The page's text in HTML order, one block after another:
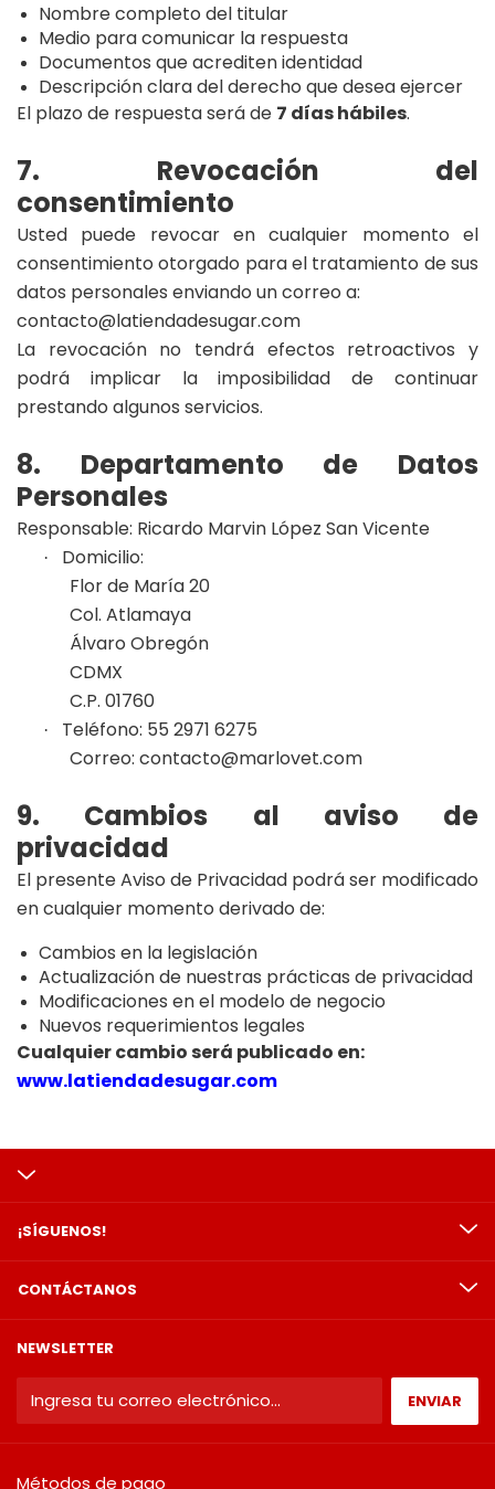
Nombre completo del titular
Medio para comunicar la respuesta
Documentos que acrediten identidad
Descripción clara del derecho que desea ejercer
El plazo de respuesta será de 7 días hábiles.
7. Revocación del
consentimiento
Usted puede revocar en cualquier momento el
consentimiento otorgado para el tratamiento de sus
datos personales enviando un correo a:
contacto@latiendadesugar.com
La revocación no tendrá efectos retroactivos y
podrá implicar la imposibilidad de continuar
prestando algunos servicios.
8. Departamento de Datos
Personales
Responsable: Ricardo Marvin López San Vicente
·
Domicilio:
Flor de María 20
Col. Atlamaya
Álvaro Obregón
CDMX
C.P. 01760
·
Teléfono: 55 2971 6275
Correo: contacto@marlovet.com
9. Cambios al aviso de
privacidad
El presente Aviso de Privacidad podrá ser modificado
en cualquier momento derivado de:
Cambios en la legislación
Actualización de nuestras prácticas de privacidad
Modificaciones en el modelo de negocio
Nuevos requerimientos legales
Cualquier cambio será publicado en:
www.latiendadesugar.com
¡SÍGUENOS!
CONTÁCTANOS
NEWSLETTER
Métodos de pago